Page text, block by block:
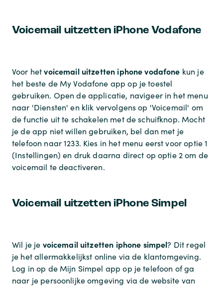
Voicemail uitzetten iPhone Vodafone
Voor hetvoicemail uitzetten iphone vodafone kun je
het beste de My Vodafone app op je toestel
gebruiken. Open de applicatie, navigeer in het menu
naar 'Diensten' en klik vervolgens op 'Voicemail' om
de functie uit te schakelen met de schuifknop. Mocht
je de app niet willen gebruiken, bel dan met je
telefoon naar 1233. Kies in het menu eerst voor optie 1
(Instellingen) en druk daarna direct op optie 2 om de
voicemail te deactiveren.
Voicemail uitzetten iPhone Simpel
Wil je je voicemail uitzetten iphone simpel? Dit regel
je het allermakkelijkst online via de klantomgeving.
Log in op de Mijn Simpel app op je telefoon of ga
naar je persoonlijke omgeving via de website van